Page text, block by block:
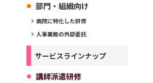
部門・組織向け
病院に特化した研修
人事業務の外部委託
サービスラインナップ
講師派遣研修